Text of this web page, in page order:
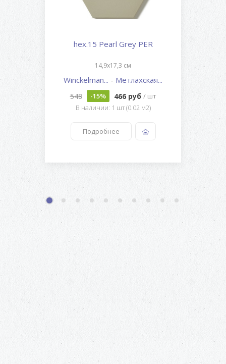
hex.15 Pearl Grey PER
14,9x17,3 см
Winckelman... - Метлахская...
548 -15% 466 руб / шт
В наличии: 1 шт (0.02 м2)
Подробнее
1 2 3 4 5 6 7 8 9 10